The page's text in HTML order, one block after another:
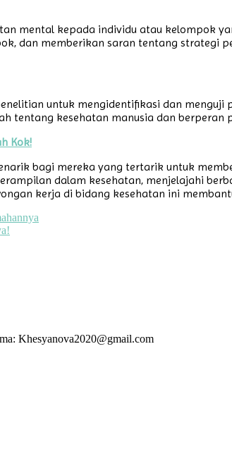
mental kepada individu atau kelompok
dan memberikan saran tentang strategi
untuk mengidentifikasi dan
tentang kesehatan manusia dan
Kok!
bagi mereka yang tertarik untuk
dalam kesehatan, menjelajahi
kerja di bidang kesehatan ini
Khesyanova2020@gmail.com